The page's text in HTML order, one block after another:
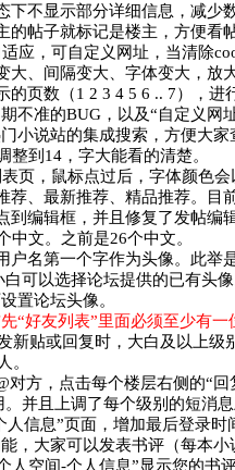
不显示部分详细信息，减少
帖子就标记是楼主，方便看
应，可自定义网址，当清除
大、间隔变大、字体变大，
的页数（1 2 3 4 5 6 .. 7），
不准的BUG，以及“自定义网
小说站的集成搜索，方便大家
整到14，字大能看的清楚。
页，鼠标点过后，字体颜色
荐、最新推荐、精品推荐。目
编辑框，并且修复了发帖编
中文。之前是26个中文。
户名第一个字作为头像。此举
可以选择论坛提供的已有头
置论坛头像。
“好友列表”里面必须至少有
新贴或回复时，大白及以上级
。
对方，点击每个楼层右侧的“
并且上调了每个级别的短消息
信息”页面，增加最后登录时
，大家可以发表书评（每本
人空间-个人信息”显示您的